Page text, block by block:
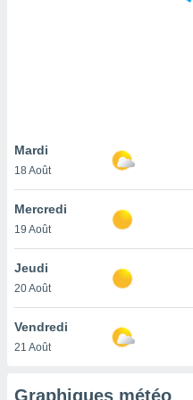
notre
que
et que
Mardi
18 Août
Mercredi
19 Août
Jeudi
20 Août
Vendredi
21 Août
Graphiques météo